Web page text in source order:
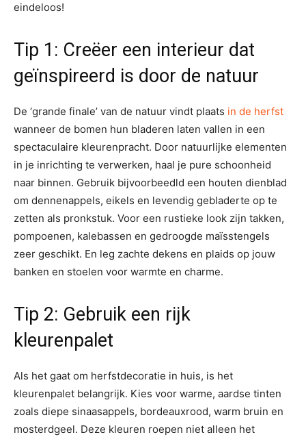
eindeloos!
Tip 1: Creëer een interieur dat
geïnspireerd is door de natuur
De ‘grande finale’ van de natuur vindt plaats in de herfst
wanneer de bomen hun bladeren laten vallen in een
spectaculaire kleurenpracht. Door natuurlijke elementen
in je inrichting te verwerken, haal je pure schoonheid
naar binnen. Gebruik bijvoorbeedld een houten dienblad
om dennenappels, eikels en levendig gebladerte op te
zetten als pronkstuk. Voor een rustieke look zijn takken,
pompoenen, kalebassen en gedroogde maïsstengels
zeer geschikt. En leg zachte dekens en plaids op jouw
banken en stoelen voor warmte en charme.
Tip 2: Gebruik een rijk
kleurenpalet
Als het gaat om herfstdecoratie in huis, is het
kleurenpalet belangrijk. Kies voor warme, aardse tinten
zoals diepe sinaasappels, bordeauxrood, warm bruin en
mosterdgeel. Deze kleuren roepen niet alleen het